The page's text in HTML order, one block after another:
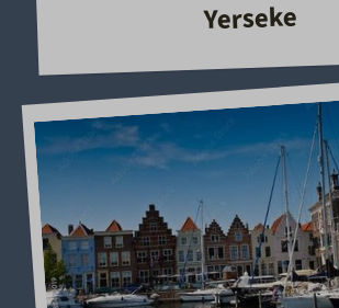
Yerseke